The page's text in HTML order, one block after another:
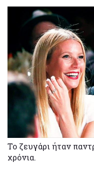
Το ζευγάρι ήταν
χρόνια.